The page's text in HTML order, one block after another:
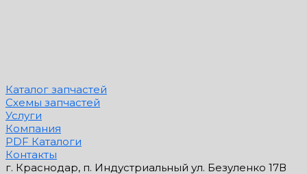
Каталог запчастей
Схемы запчастей
Услуги
Компания
PDF Каталоги
Контакты
г. Краснодар, п. Индустриальный ул. Безуленко 17В